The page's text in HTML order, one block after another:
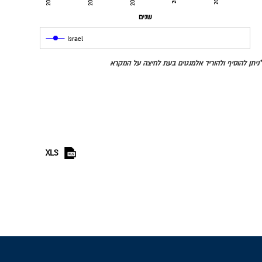
שנים
Israel
*ניתן להוסיף ולהוריד אלמנטים בעת לחיצה על המקרא
XLS